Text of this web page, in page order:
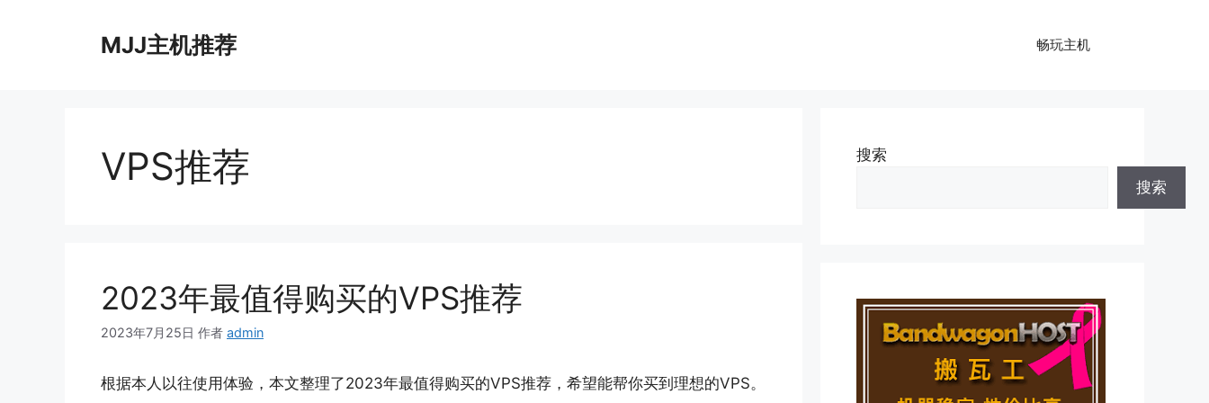
MJJ主机推荐 畅玩主机
VPS推荐
2023年最值得购买的VPS推荐
2023年7月25日 作者 admin
根据本人以往使用体验，本文整理了2023年最值得购买的VPS推荐，希望能帮你买到理想的VPS。
搜索
搜索